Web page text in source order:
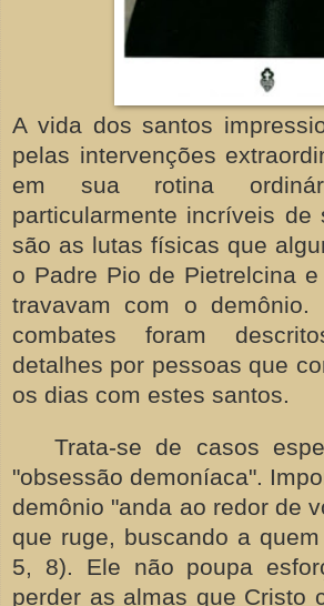
A vida dos santos
pelas intervenções
em sua rotina
particularmente incríveis de
são as lutas físicas que
o Padre Pio de Pietrelcina
travavam com o demônio.
combates foram
detalhes por pessoas que
os dias com estes santos.
Trata-se de casos
"obsessão demoníaca".
demônio "anda ao redor de
que ruge, buscando a
5, 8). Ele não poupa
perder as almas que Cristo